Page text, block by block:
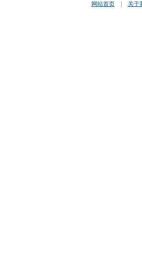
网站首页| 关于